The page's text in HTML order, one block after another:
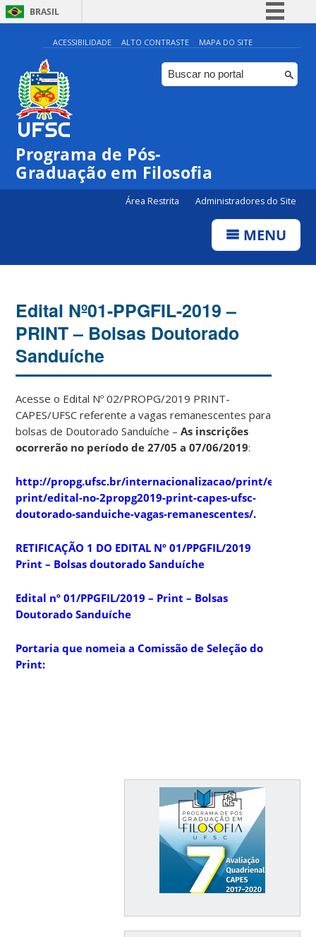
BRASIL
Simplifique!
Comunica BR
Participe
ACESSIBILIDADE ALTO CONTRASTE MAPA DO SITE
Programa de Pós-
Graduação em Filosofia
Área Restrita Administradores do Site
MENU
Edital Nº01-PPGFIL-2019 –
PRINT – Bolsas Doutorado
Sanduíche
Acesse o Edital Nº 02/PROPG/2019 PRINT-
CAPES/UFSC referente a vagas remanescentes para
bolsas de Doutorado Sanduíche –As inscrições
ocorrerão no período de 27/05 a 07/06/2019:
http://propg.ufsc.br/internacionalizacao/print/editais-
print/edital-no-2propg2019-print-capes-ufsc-
doutorado-sanduiche-vagas-remanescentes/.
RETIFICAÇÃO 1 DO EDITAL Nº 01/PPGFIL/2019
Print – Bolsas doutorado Sanduíche
Edital nº 01/PPGFIL/2019 – Print – Bolsas
Doutorado Sanduíche
Portaria que nomeia a Comissão de Seleção do
Print: